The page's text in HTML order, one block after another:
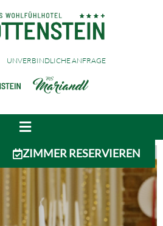
UNVERBINDLICHE ANFRAGE
ZIMMER RESERVIEREN